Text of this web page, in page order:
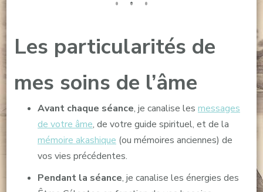
Les particularités de
mes soins de l’âme
Avant chaque séance, je canalise les messages
de votre âme, de votre guide spirituel, et de la
mémoire akashique (ou mémoires anciennes) de
vos vies précédentes.
Pendant la séance, je canalise les énergies des